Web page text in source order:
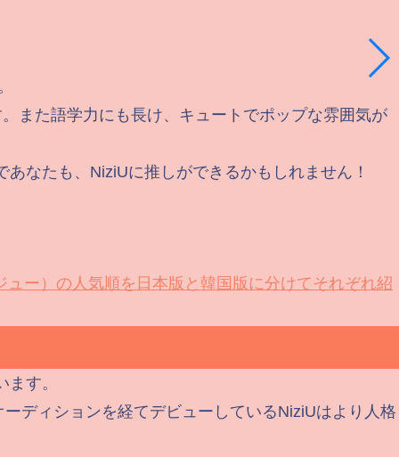
また語学力にも長け、キュートでポップな雰囲気が
なたも、NiziUに推しができるかもしれません！
ー）の人気順を日本版と韓国版に分けてそれぞれ紹
す。
ディションを経てデビューしているNiziUはより人格